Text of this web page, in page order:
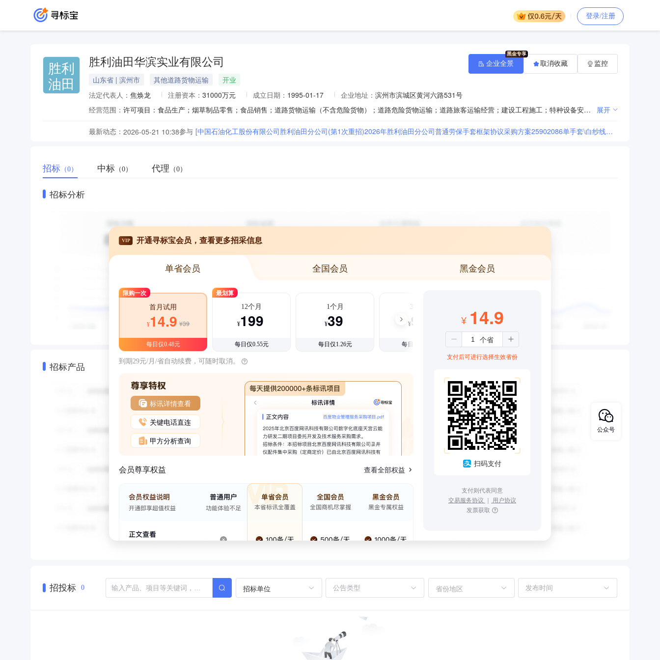
登录/注册
胜利
油田
胜利油田华滨实业有限公司
山东省 | 滨州市 其他道路货物运输
开业
法定代表人： 焦焕龙 注册资本： 31000万元 成立日期： 1995-01-17 企业地址： 滨州市滨城区黄河六路531号
经营范围：
许可项目：食品生产；烟草制品零售；食品销售；道路货物运输（不含危险货物）；道路危险货物运输；道路旅客运输经营；建设工程施工；特种设备安装改造修理；文件、资料等其他印刷品印刷；劳务派遣服务；印刷品装订服务；住宿服务；餐饮服务；陆地石油和天然气开采。（依法须经批准的项目，经相关部门批准后方可开展经营活动，具体经营项目以相关部门批准文件或许可证件为准）一般项目：石油钻采专用设备制造；化工产品生产（不含许可类化工产品）；电力设施器材制造；电机制造；汽车零部件及配件制造；通用设备制造（不含特种设备制造）；配电开关控制设备制造；金属加工机械制造；服装制造；鞋制造；特种劳动防护用品生产；基础化学原料制造（不含危险化学品等许可类化学品的制造）；有色金属压延加工；电镀加工；金属结构制造；石油钻采专用设备销售；机械设备销售；化工产品销售（不含许可类化工产品）；专用化学产品销售（不含危险化学品）；显示器件销售；电子元器件与机电组件设备销售；计算机软硬件及辅助设备批发；汽车零配件零售；泵及真空设备销售；特种设备销售；润滑油销售；网络设备销售；纸制品销售；服装服饰零售；劳动保护用品销售；办公用品销售；家用电器销售；日用百货销售；第二类医疗器械销售；食品互联网销售（仅销售预包装食品）；食品销售（仅销售预包装食品）；食用农产品零售；农副产品销售；鲜肉零售；鲜蛋零售；新鲜水果零售；新鲜蔬菜零售；水产品零售；总质量4.5吨及以下普通货运车辆道路货物运输（除网络货运和危险货物）；小微型客车租赁经营服务；电气设备修理；电子、机械设备维护（不含特种设备）；计算机及办公设备维修；机动车修理和维护；广告制作；图文设计制作；固体废物治理；石油天然气技术服务；普通机械设备安装服务；专业保洁、清洗、消毒服务；工程管理服务；信息系统运行维护服务；网络技术服务；工程技术服务（规划管理、勘察、设计、监理除外）；金属切削加工服务；物业管理；发电技术服务；资源再生利用技术研发；中小学生校外托管服务；外卖递送服务；会议及展览服务（出国办展须经相关部门审批）；技术服务、技术开发、技术咨询、技术交流、技术转让、技术推广；住房租赁；货物进出口；技术进出口；单位后勤管理服务；婚庆礼仪服务；劳动保护用品生产；安全系统监控服务。（除依法须经批准的项目外，凭营业执照依法自主开展经营活动） 展开
最新动态： 2026-05-21 10:38参与 [中国石油化工股份有限公司胜利油田分公司(第1次重招)2026年胜利油田分公司普通劳保手套框架协议采购方案25902086单手套\白纱线评标结果公示]
企业全景 取消收藏 监控
招标 （0） 中标 （0） 代理 （0）
招标分析
招标产品
VIP 开通寻标宝会员，查看更多招采信息
单省会员 全国会员 黑金会员
限购一次
首月试用
¥14.9 ¥39
每日仅0.48元
最划算
12个月
¥199
每日仅0.55元
1个月
¥39
每日仅1.26元
3个月
¥99
每日仅1.08元
到期29元/月/省自动续费，可随时取消。
标讯详情查看
关键电话直连
甲方分析查询
会员尊享权益 查看全部权益
¥ 14.9
支付后可进行选择生效省份
扫码支付
支付则代表同意
交易服务协议 ｜ 用户协议
发票获取
招投标 0 招标单位 省份地区
公众号